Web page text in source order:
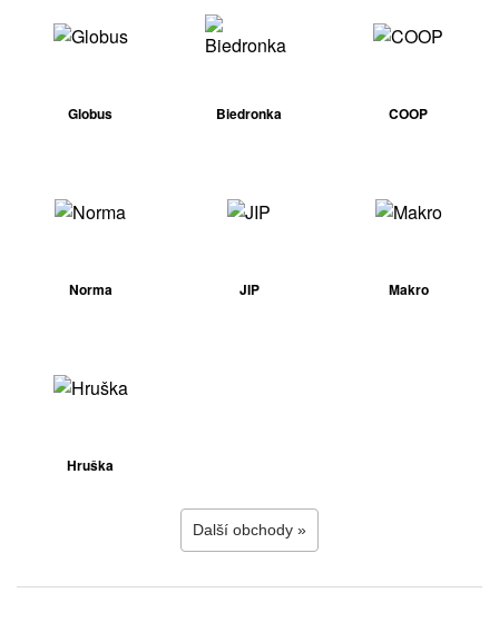
Globus Biedronka COOP
Norma JIP Makro
Hruška
Další obchody »